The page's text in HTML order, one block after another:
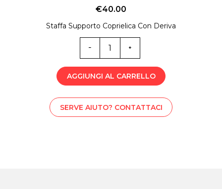
€40.00
Staffa Supporto Coprielica Con Deriva
B-
STS002003
quantità
AGGIUNGI AL CARRELLO
SERVE AIUTO? CONTATTACI